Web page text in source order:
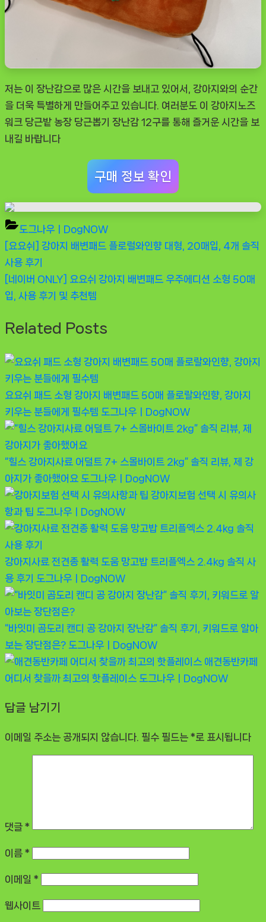
저는 이 장난감으로 많은 시간을 보내고 있어서, 강아지와의 순간
을 더욱 특별하게 만들어주고 있습니다. 여러분도 이 강아지노즈
워크 당근밭 농장 당근뽑기 장난감 12구를 통해 즐거운 시간을 보
내길 바랍니다
구매 정보 확인
도그나우ㅣDogNOW
글
탐
색
Previous
Post:
[요요쉬] 강아지 배변패드 플로럴와인향 대형, 20매입, 4개 솔직
사용 후기
Next
Post:
[네이버 ONLY] 요요쉬 강아지 배변패드 우주에디션 소형 50매
입, 사용 후기 및 추천템
Related Posts
요요쉬 패드 소형 강아지 배변패드 50매 플로랄와인향, 강아지
키우는 분들에게 필수템 도그나우ㅣDogNOW
“힐스 강아지사료 어덜트 7+ 스몰바이트 2kg” 솔직 리뷰, 제 강
아지가 좋아했어요 도그나우ㅣDogNOW
강아지보험 선택 시 유의사
항과 팁 도그나우ㅣDogNOW
강아지사료 전견종 활력 도움 망고밥 트리플엑스 2.4kg 솔직 사
용 후기
도그나우ㅣDogNOW
“바잇미 곰도리 캔디 공 강아지 장난감” 솔직 후기, 키워드로 알아
보는 장단점은? 도그나우ㅣDogNOW
애견동반카페
어디서 찾을까 최고의 핫플레이스 도그나우ㅣDogNOW
답글 남기기
이메일 주소는 공개되지 않습니다. 필수 필드는 *로 표시됩니다
댓글 *
이름 *
이메일 *
웹사이트